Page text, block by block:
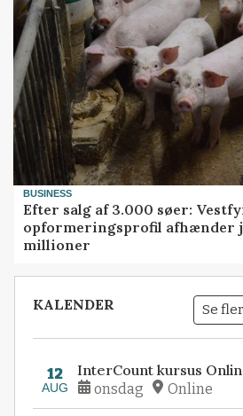
BUSINESS
Efter salg af 3.000 søer:
opformeringsprofil afhænder
millioner
KALENDER Se
12
AUG
InterCount kursus
onsdag Online